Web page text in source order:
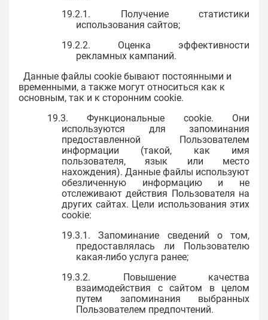
19.2.1. Получение статистики
использования сайтов;
19.2.2. Оценка эффективности
рекламных кампаний.
Данные файлы cookie бывают постоянными и
временными, а также могут относиться как к
основным, так и к сторонним cookie.
19.3. Функциональные cookie. Они
используются для запоминания
предоставленной Пользователем
информации (такой, как имя
пользователя, язык или место
нахождения). Данные файлы используют
обезличенную информацию и не
отслеживают действия Пользователя на
других сайтах. Цели использования этих
cookie:
19.3.1. Запоминание сведений о том,
предоставлялась ли Пользователю
какая-либо услуга ранее;
19.3.2. Повышение качества
взаимодействия с сайтом в целом
путем запоминания выбранных
Пользователем предпочтений.